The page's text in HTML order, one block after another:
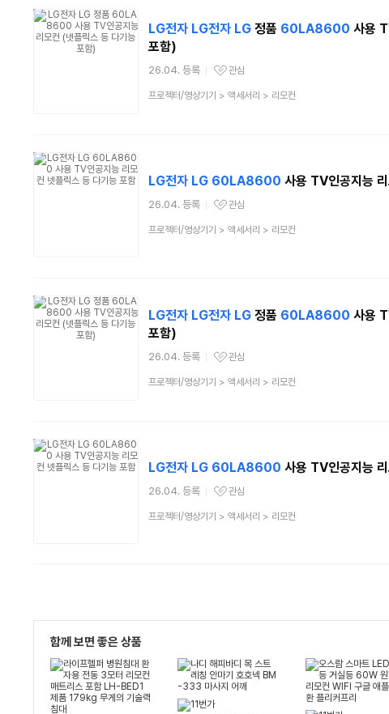
LG전자 LG전자 LG정품 60LA8600 사용
포함)
26.04. 등록
관심상품
관심
상
프로젝터/영상기기 > 액세서리 > 리모컨
LG전자 LG 60LA8600 사용 TV인공지능
26.04. 등록
관심상품
관심
상
프로젝터/영상기기 > 액세서리 > 리모컨
LG전자 LG전자 LG정품 60LA8600 사용
포함)
26.04. 등록
관심상품
관심
상
프로젝터/영상기기 > 액세서리 > 리모컨
LG전자 LG 60LA8600 사용 TV인공지능
26.04. 등록
관심상품
관심
상
프로젝터/영상기기 > 액세서리 > 리모컨
함께 보면 좋은 상품